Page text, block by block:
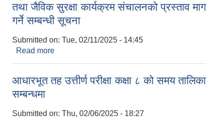
तथा जैविक सुरक्षा कार्यक्रम संचालनको प्रस्ताव माग
गर्ने सम्बन्धी सूचना
Submitted on: Tue, 02/11/2025 - 14:45
Read more
आधारभूत तह उत्तीर्ण परीक्षा कक्षा ८ को समय तालिका
सम्बन्धमा
Submitted on: Thu, 02/06/2025 - 18:27